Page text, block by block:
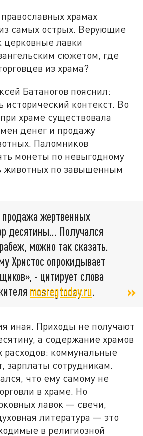
храмах
самых острых. Верующие
церковные лавки
сюжетом, где
из храма?
Батаногов пояснил:
исторический контекст. Во
храме существовала
денег и продажу
Паломников
монеты по невыгодному
животных по завышенным
жертвенных
десятины… Получался
можно так сказать.
Христос опрокидывает
- цитирует слова
mosregtoday.ru.
иная. Приходы не получают
а содержание храмов
расходов: коммунальные
зарплаты сотрудникам.
что ему самому не
в храме. Но
лавок — свечи,
литература — это
в религиозной